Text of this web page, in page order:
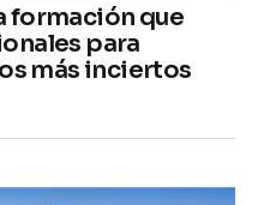
formación que
para
más inciertos